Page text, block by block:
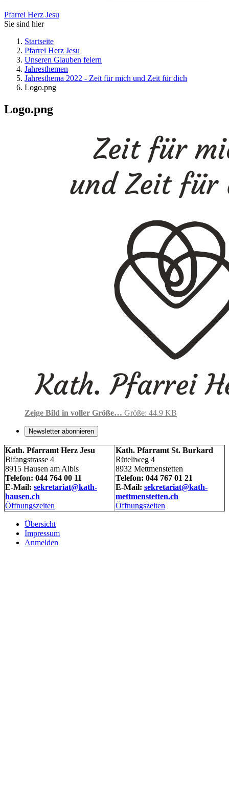
Pfarrei Herz Jesu
Sie sind hier
Startseite
Pfarrei Herz Jesu
Unseren Glauben feiern
Jahresthemen
Jahresthema 2022 - Zeit für mich und Zeit für dich
Logo.png
Logo.png
Zeige Bild in voller Größe… Größe: 44.9 KB
Newsletter abonnieren
Kath. Pfarramt Herz Jesu
Bifangstrasse 4
8915 Hausen am Albis
Telefon: 044 764 00 11
E-Mail: sekretariat@kath-
hausen.ch
Öffnungszeiten
Kath. Pfarramt St. Burkard
Rüteliweg 4
8932 Mettmenstetten
Telefon: 044 767 01 21
E-Mail: sekretariat@kath-
mettmenstetten.ch
Öffnungszeiten
Übersicht
Impressum
Anmelden